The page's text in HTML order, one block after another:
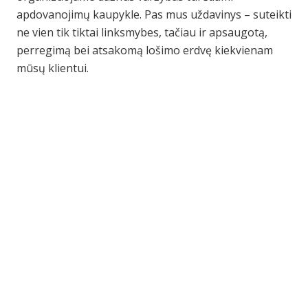
apdovanojimų kaupykle. Pas mus uždavinys – suteikti
ne vien tik tiktai linksmybes, tačiau ir apsaugotą,
perregimą bei atsakomą lošimo erdvę kiekvienam
mūsų klientui.